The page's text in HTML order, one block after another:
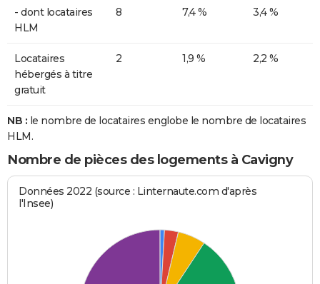
- dont locataires
HLM
8 7,4 % 3,4 %
Locataires
hébergés à titre
gratuit
2 1,9 % 2,2 %
NB : le nombre de locataires englobe le nombre de locataires
HLM.
Nombre de pièces des logements à Cavigny
Données 2022 (source : Linternaute.com d'après
l'Insee)